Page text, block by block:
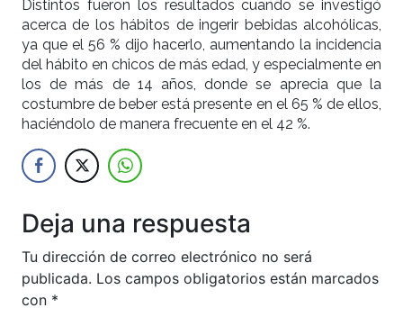
Distintos fueron los resultados cuando se investigó
acerca de los hábitos de ingerir bebidas alcohólicas,
ya que el 56 % dijo hacerlo, aumentando la incidencia
del hábito en chicos de más edad, y especialmente en
los de más de 14 años, donde se aprecia que la
costumbre de beber está presente en el 65 % de ellos,
haciéndolo de manera frecuente en el 42 %.
Deja una respuesta
Tu dirección de correo electrónico no será
publicada. Los campos obligatorios están marcados
con *